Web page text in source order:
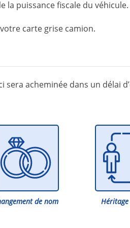
la puissance fiscale du véhicule.
carte grise camion.
acheminée dans un délai
de nom Héritage